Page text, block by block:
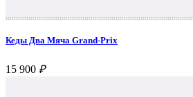
Кеды Два Мяча Grand-Prix
15 900 ₽